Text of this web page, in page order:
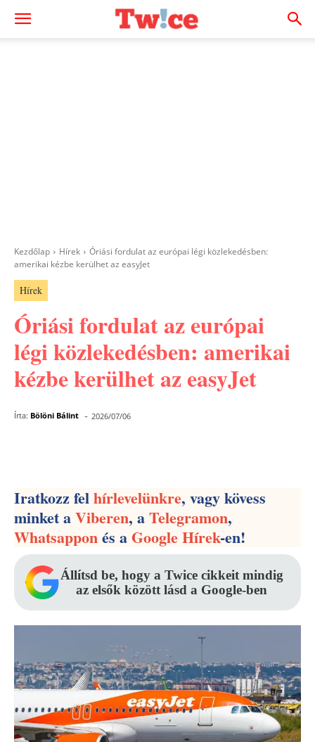
Kezdőlap Hírek
Óriási fordulat az európai légi közlekedésben:
amerikai kézbe kerülhet az easyJet
Hírek
Óriási fordulat az európai
légi közlekedésben: amerikai
kézbe kerülhet az easyJet
Írta: Bölöni Bálint - 2026/07/06
Iratkozz felhírlevelünkre, vagy kövess
minket aViberen, aTelegramon,
Whatsapponés aGoogle Hírek-en!
Állítsd be, hogy a Twice cikkeit mindig
az elsők között lásd a Google-ben